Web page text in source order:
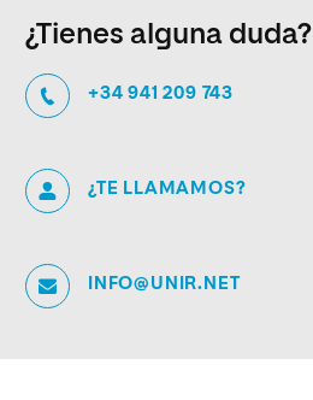
¿Tienes alguna duda?
+34 941 209 743
¿TE LLAMAMOS?
INFO@UNIR.NET